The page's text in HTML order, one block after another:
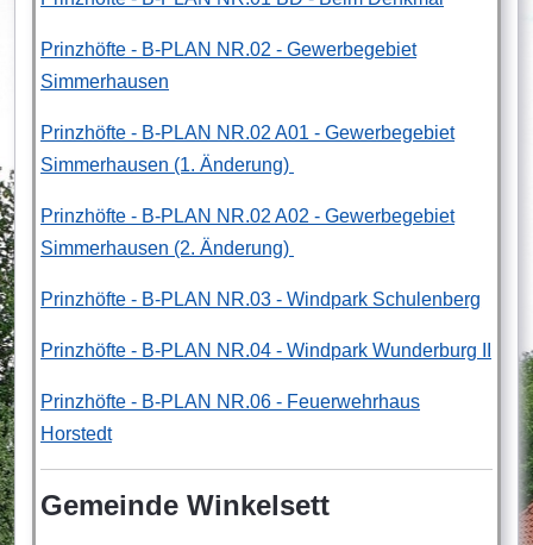
Prinzhöfte - B-PLAN NR.02 - Gewerbegebiet
Simmerhausen
Prinzhöfte - B-PLAN NR.02 A01 - Gewerbegebiet
Simmerhausen (1. Änderung)
Prinzhöfte - B-PLAN NR.02 A02 - Gewerbegebiet
Simmerhausen (2. Änderung)
Prinzhöfte - B-PLAN NR.03 - Windpark Schulenberg
Prinzhöfte - B-PLAN NR.04 - Windpark Wunderburg II
Prinzhöfte - B-PLAN NR.06 - Feuerwehrhaus
Horstedt
Gemeinde Winkelsett